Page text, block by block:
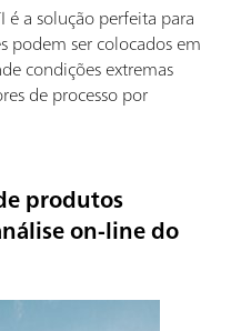
é a solução perfeita para
podem ser colocados em
condições extremas
de processo por
produtos
on-line do